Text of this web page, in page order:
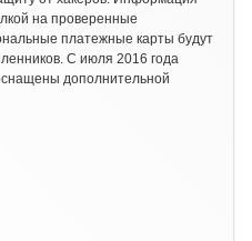
на проверенные
платежные карты будут
С июля 2016 года
дополнительной